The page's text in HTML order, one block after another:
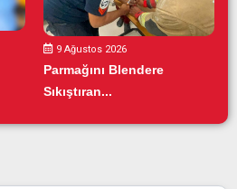
9 Ağustos 2026
Parmağını Blendere
Sıkıştıran...